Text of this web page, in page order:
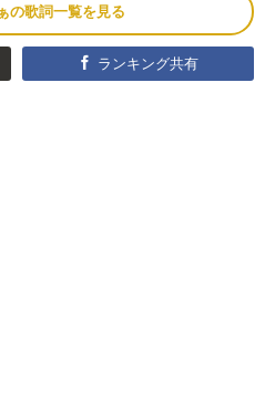
の歌詞一覧を見る
ランキング共有